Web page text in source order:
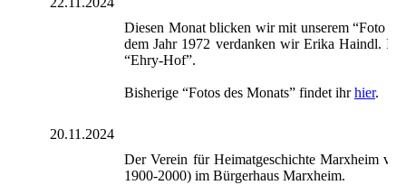
Diesen Monat blicken wir mit unserem “Foto
dem Jahr 1972 verdanken wir Erika Haindl. Im
“Ehry-Hof”.
Bisherige “Fotos des Monats” findet ihrhier.
20.11.2024
Der Verein für Heimatgeschichte Marxheim
1900-2000) im Bürgerhaus Marxheim.